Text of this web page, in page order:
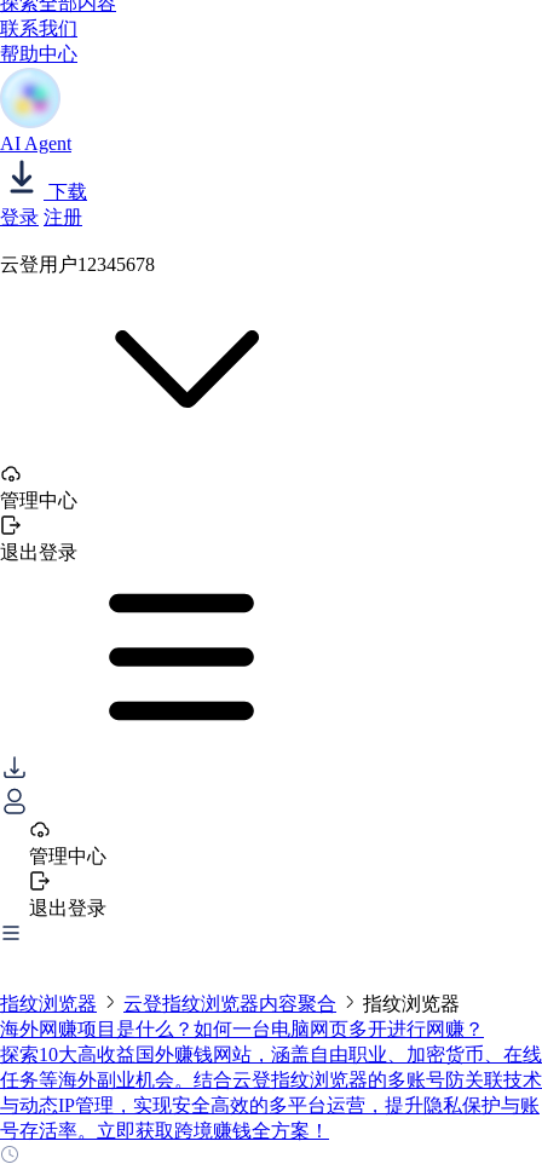
联系我们
帮助中心
AI Agent
下载
登录 注册
云登用户12345678
管理中心
退出登录
管理中心
退出登录
指纹浏览器 云登指纹浏览器内容聚合
指纹浏览器
海外网赚项目是什么？如何一台电脑网页多开进行网赚？
探索10大高收益国外赚钱网站，涵盖自由职业、加密货币、在线
任务等海外副业机会。结合云登指纹浏览器的多账号防关联技术
与动态IP管理，实现安全高效的多平台运营，提升隐私保护与账
号存活率。立即获取跨境赚钱全方案！